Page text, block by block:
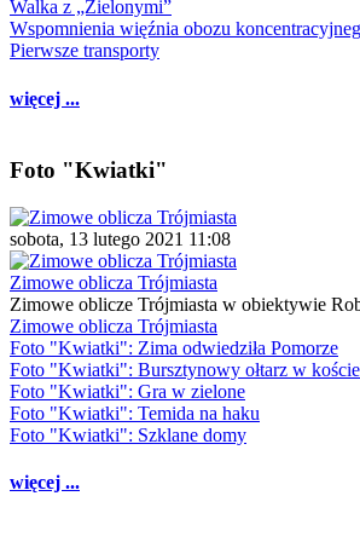
Walka z „Zielonymi”
Wspomnienia więźnia obozu
Pierwsze transporty
więcej ...
Foto "Kwiatki"
sobota, 13 lutego 2021 11:08
Zimowe oblicza Trójmiasta
Zimowe oblicze Trójmiasta w obiektywie
Zimowe oblicza Trójmiasta
Foto "Kwiatki": Zima odwiedziła Pomorze
Foto "Kwiatki": Bursztynowy ołtarz w
Foto "Kwiatki": Gra w zielone
Foto "Kwiatki": Temida na haku
Foto "Kwiatki": Szklane domy
więcej ...